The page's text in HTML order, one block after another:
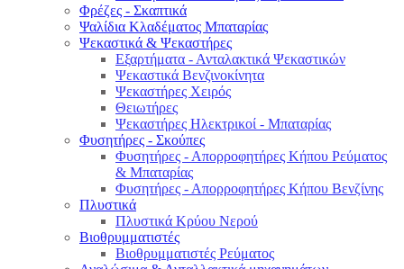
Φρέζες - Σκαπτικά
Ψαλίδια Κλαδέματος Μπαταρίας
Ψεκαστικά & Ψεκαστήρες
Εξαρτήματα - Ανταλακτικά Ψεκαστικών
Ψεκαστικά Βενζινοκίνητα
Ψεκαστήρες Χειρός
Θειωτήρες
Ψεκαστήρες Ηλεκτρικοί - Μπαταρίας
Φυσητήρες - Σκούπες
Φυσητήρες - Απορροφητήρες Κήπου Ρεύματος
& Μπαταρίας
Φυσητήρες - Απορροφητήρες Κήπου Βενζίνης
Πλυστικά
Πλυστικά Κρύου Νερού
Βιοθρυμματιστές
Βιοθρυμματιστές Ρεύματος